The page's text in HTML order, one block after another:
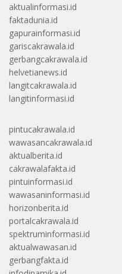
aktualinformasi.id
faktadunia.id
gapurainformasi.id
gariscakrawala.id
gerbangcakrawala.id
helvetianews.id
langitcakrawala.id
langitinformasi.id
pintucakrawala.id
wawasancakrawala.id
aktualberita.id
cakrawalafakta.id
pintuinformasi.id
wawasaninformasi.id
horizonberita.id
portalcakrawala.id
spektruminformasi.id
aktualwawasan.id
gerbangfakta.id